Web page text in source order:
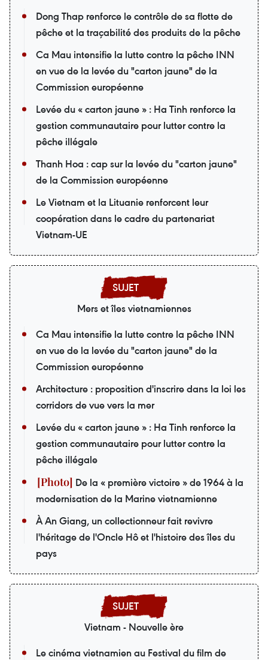
Dong Thap renforce le contrôle de sa flotte de
pêche et la traçabilité des produits de la pêche
Ca Mau intensifie la lutte contre la pêche INN
en vue de la levée du "carton jaune" de la
Commission européenne
Levée du « carton jaune » : Ha Tinh renforce la
gestion communautaire pour lutter contre la
pêche illégale
Thanh Hoa : cap sur la levée du "carton jaune"
de la Commission européenne
Le Vietnam et la Lituanie renforcent leur
coopération dans le cadre du partenariat
Vietnam-UE
Mers et îles vietnamiennes
Ca Mau intensifie la lutte contre la pêche INN
en vue de la levée du "carton jaune" de la
Commission européenne
Architecture : proposition d'inscrire dans la loi les
corridors de vue vers la mer
Levée du « carton jaune » : Ha Tinh renforce la
gestion communautaire pour lutter contre la
pêche illégale
De la « première victoire » de 1964 à la
modernisation de la Marine vietnamienne
À An Giang, un collectionneur fait revivre
l'héritage de l'Oncle Hô et l'histoire des îles du
pays
Vietnam - Nouvelle ère
Le cinéma vietnamien au Festival du film de